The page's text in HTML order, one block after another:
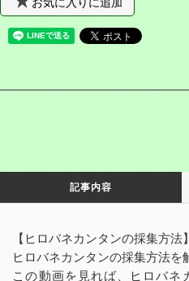
記事内容
【ヒロバネカンタンの採集方法】
ヒロバネカンタンの採集方法を
この動画を見れば、ヒロバネ